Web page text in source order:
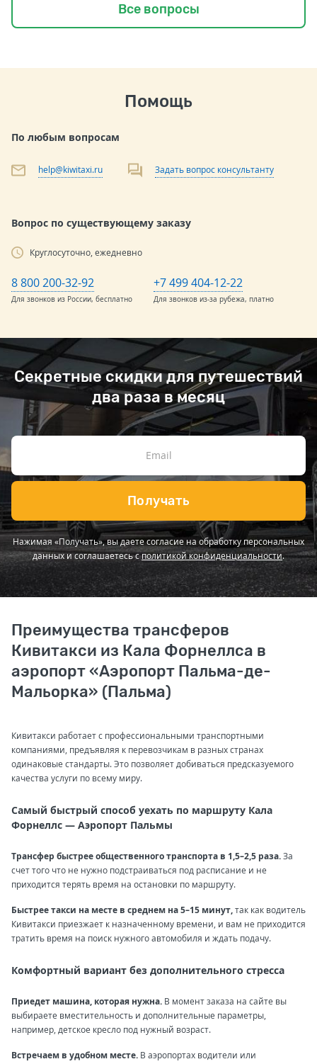
Все вопросы
Помощь
По любым вопросам
help@kiwitaxi.ru Задать вопрос консультанту
Вопрос по существующему заказу
Круглосуточно, ежедневно
8 800 200-32-92
Для звонков из России, бесплатно
+7 499 404-12-22
Для звонков из-за рубежа, платно
Секретные скидки для путешествий
два раза в месяц
Получать
Нажимая «Получать», вы даете согласие на обработку персональных
данных и соглашаетесь сполитикой конфиденциальности.
Преимущества трансферов
Кивитакси из Кала Форнеллса в
аэропорт «Аэропорт Пальма-де-
Мальорка» (Пальма)
Кивитакси работает с профессиональными транспортными
компаниями, предъявляя к перевозчикам в разных странах
одинаковые стандарты. Это позволяет добиваться предсказуемого
качества услуги по всему миру.
Самый быстрый способ уехать по маршруту Кала
Форнеллс — Аэропорт Пальмы
Трансфер быстрее общественного транспорта в 1,5–2,5 раза.За
счет того что не нужно подстраиваться под расписание и не
приходится терять время на остановки по маршруту.
Быстрее такси на месте в среднем на 5–15 минут,так как водитель
Кивитакси приезжает к назначенному времени, и вам не приходится
тратить время на поиск нужного автомобиля и ждать подачу.
Комфортный вариант без дополнительного стресса
Приедет машина, которая нужна. В момент заказа на сайте вы
выбираете вместительность и дополнительные параметры,
например, детское кресло под нужный возраст.
Встречаем в удобном месте. В аэропортах водители или